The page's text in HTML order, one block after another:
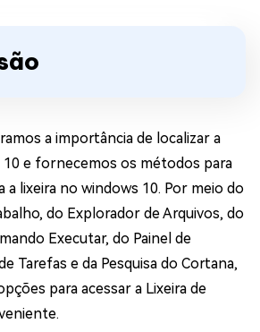
a importância de localizar a
10 e fornecemos os métodos para
lixeira no windows 10. Por meio do
do Explorador de Arquivos, do
Executar, do Painel de
Tarefas e da Pesquisa do Cortana,
para acessar a Lixeira de